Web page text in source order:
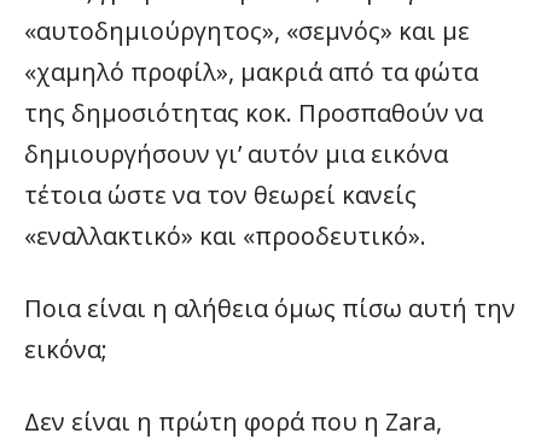
«αυτοδημιούργητος», «σεμνός» και με
«χαμηλό προφίλ», μακριά από τα φώτα
της δημοσιότητας κοκ. Προσπαθούν να
δημιουργήσουν γι’ αυτόν μια εικόνα
τέτοια ώστε να τον θεωρεί κανείς
«εναλλακτικό» και «προοδευτικό».
Ποια είναι η αλήθεια όμως πίσω αυτή την
εικόνα;
Δεν είναι η πρώτη φορά που η Zara,